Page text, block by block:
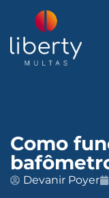
Como
Devanir Poyer